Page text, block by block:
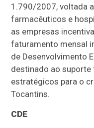
1.790/2007, voltada
farmacêuticos e
as empresas
faturamento mensal
de Desenvolvimento
destinado ao
estratégicos para o
Tocantins.
CDE